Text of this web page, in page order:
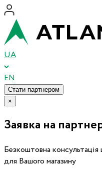
UA
EN
Стати партнером
×
Заявка на
Безкоштовна
для Вашого магазину